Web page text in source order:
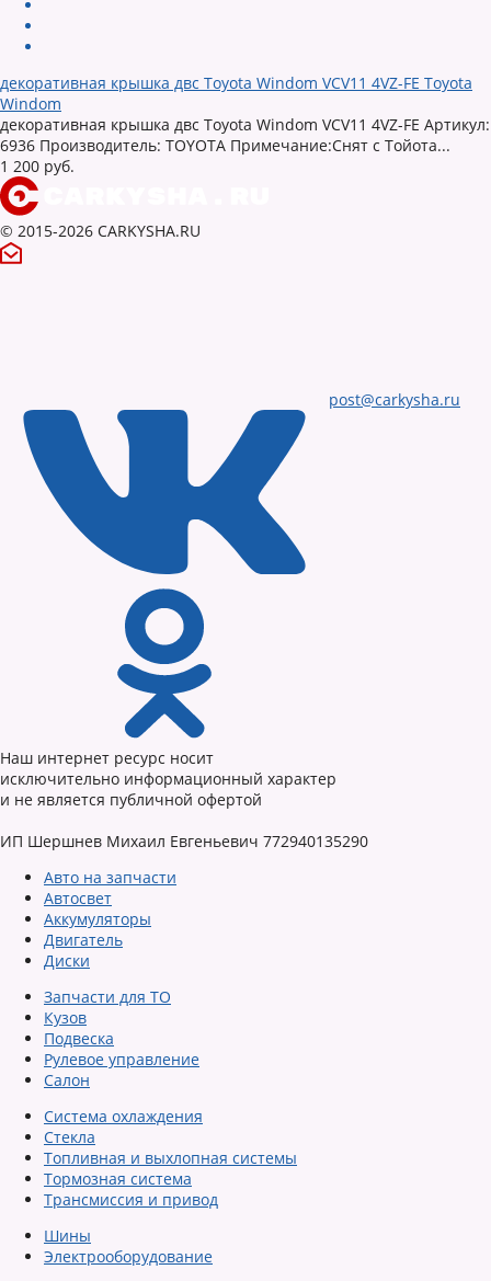
декоративная крышка двс Toyota Windom VCV11 4VZ-FE Toyota
Windom
декоративная крышка двс Toyota Windom VCV11 4VZ-FE Артикул:
6936 Производитель: TOYOTA Примечание:Снят с Тойота...
1 200 руб.
© 2015-2026 CARKYSHA.RU
post@carkysha.ru
Наш интернет ресурс носит
исключительно информационный характер
и не является публичной офертой
ИП Шершнев Михаил Евгеньевич 772940135290
Авто на запчасти
Автосвет
Аккумуляторы
Двигатель
Диски
Запчасти для ТО
Кузов
Подвеска
Рулевое управление
Салон
Система охлаждения
Стекла
Топливная и выхлопная системы
Тормозная система
Трансмиссия и привод
Шины
Электрооборудование